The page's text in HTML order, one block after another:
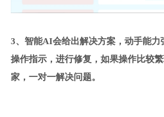
3、智能AI会给出解决方案，动手能力
操作指示，进行修复，如果操作比较
家，一对一解决问题。